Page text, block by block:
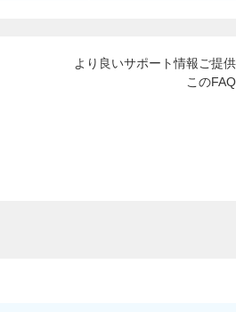
より良いサポート情報ご提
この